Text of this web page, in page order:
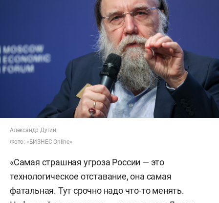
Александр Дугин
Фото: «БИЗНЕС Online»
«Самая страшная угроза России — это
технологическое отставание, она самая
фатальная. Тут срочно надо что-то менять.